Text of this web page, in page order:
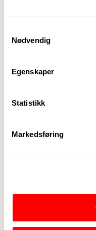
Nødvendig
Egenskaper
Statistikk
Markedsføring
Aktuelt